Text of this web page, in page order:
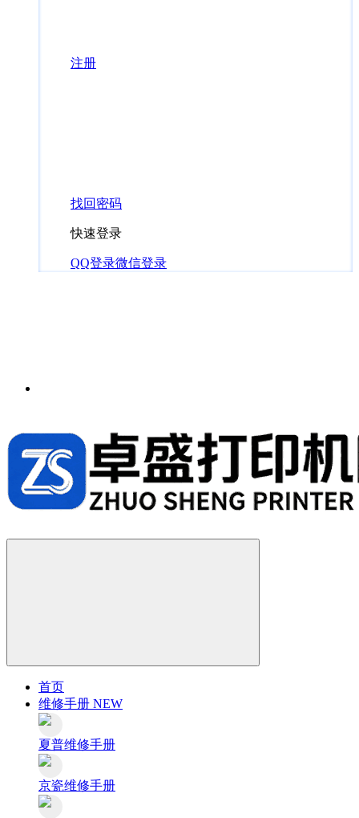
注册
找回密码
快速登录
QQ登录微信登录
首页
维修手册 NEW
夏普维修手册
京瓷维修手册